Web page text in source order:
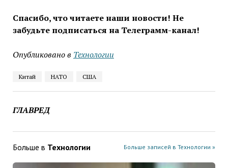
Спасибо, что читаете наши новости! Не
забудьте подписаться на Телеграмм-канал!
Опубликовано в Технологии
Китай НАТО США
ГЛАВРЕД
Больше в Технологии Больше записей в Технологии »